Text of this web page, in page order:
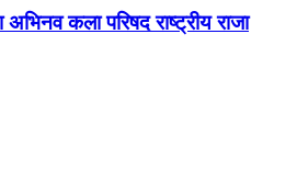
कला परिषद राष्ट्रीय राजा